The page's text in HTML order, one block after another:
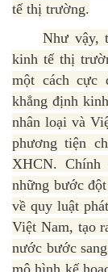
tế thị trường.
Như vậy,
kinh tế thị
một cách cực
khẳng định
nhân loại và
phương tiện
XHCN. Chính
những bước
về quy luật
Việt Nam, tạo
nước bước